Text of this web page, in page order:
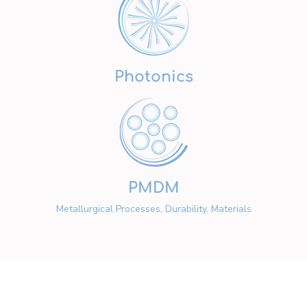
Photonics
PMDM
Metallurgical Processes, Durability, Materials